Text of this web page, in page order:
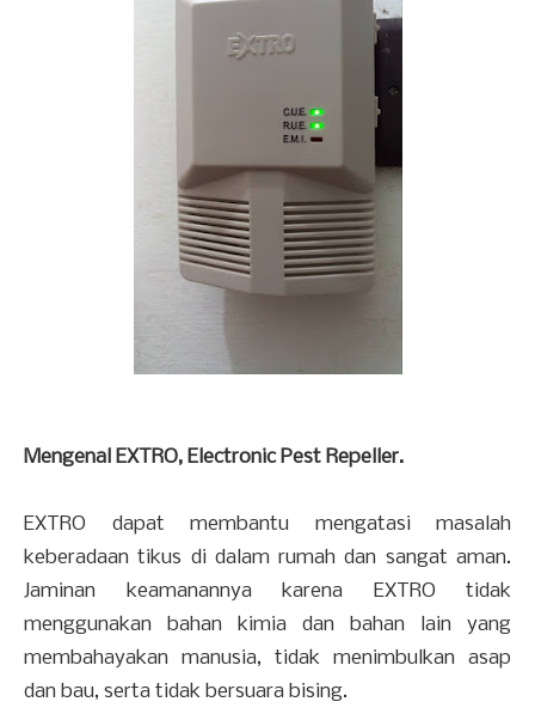
Mengenal EXTRO, Electronic Pest Repeller.
EXTRO dapat membantu mengatasi masalah
keberadaan tikus di dalam rumah dan sangat aman.
Jaminan keamanannya karena EXTRO tidak
menggunakan bahan kimia dan bahan lain yang
membahayakan manusia, tidak menimbulkan asap
dan bau, serta tidak bersuara bising.